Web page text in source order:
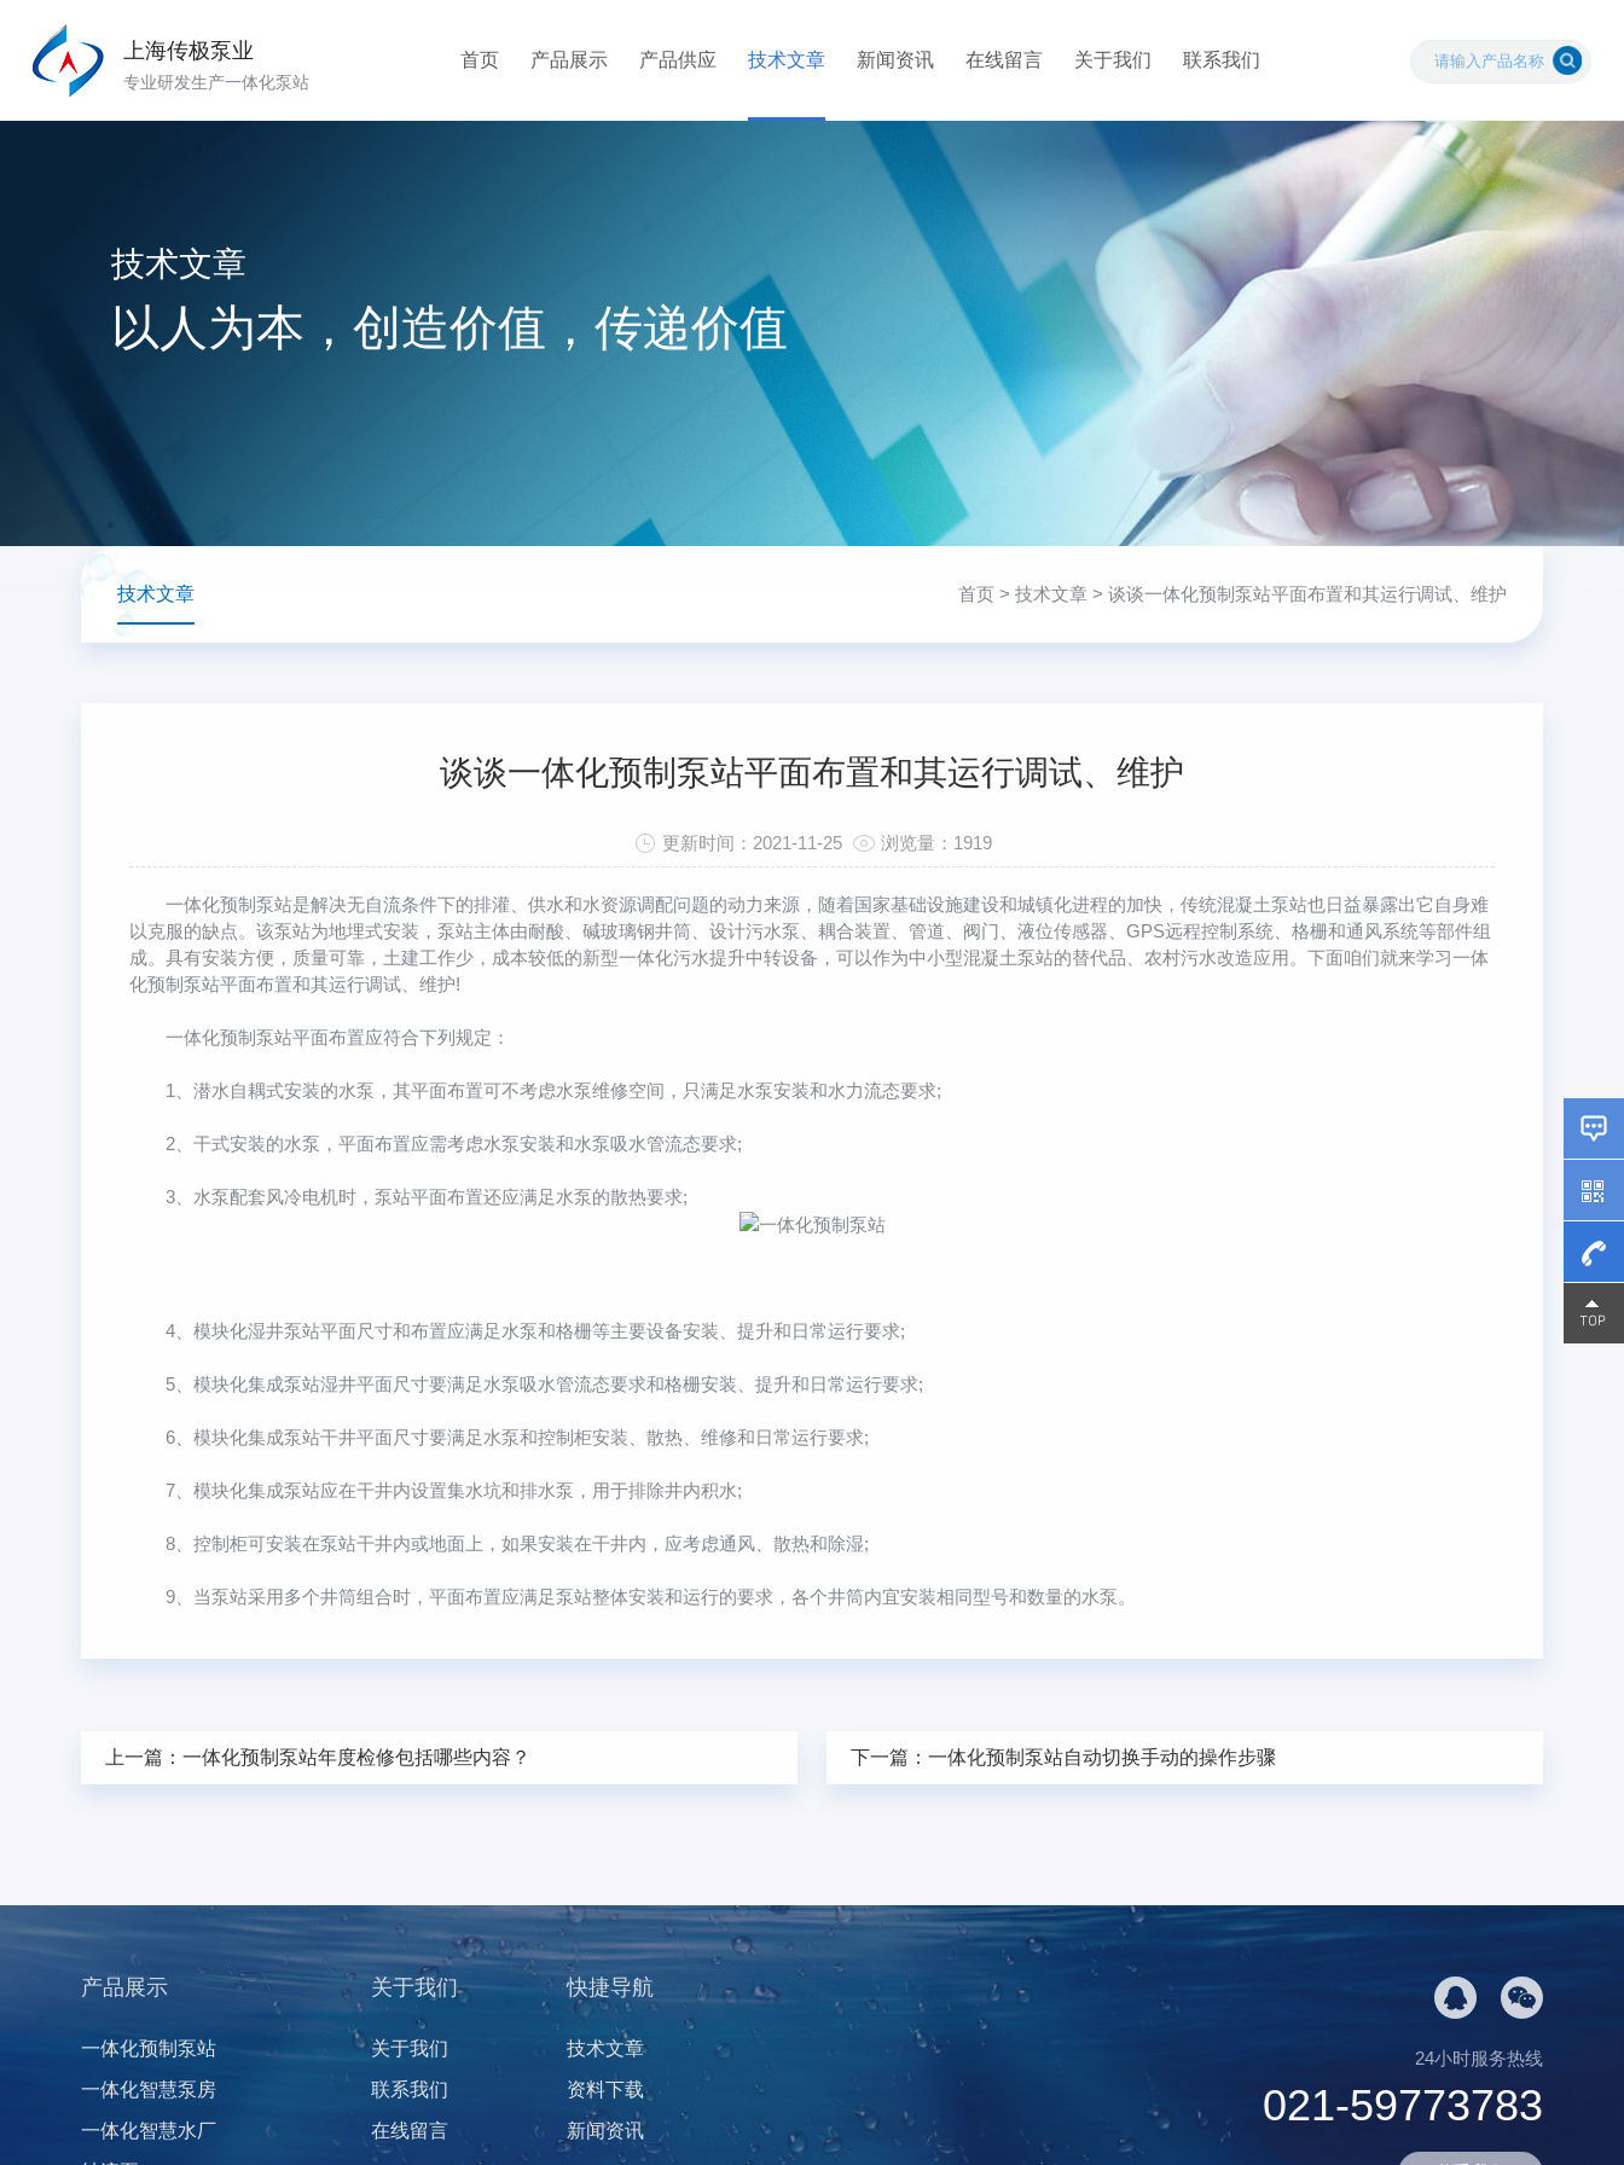
上海传极泵业
专业研发生产一体化泵站
首页 产品展示 产品供应 技术文章 新闻资讯 在线留言 关于我们 联系我们
技术文章
以人为本，创造价值，传递价值
首页> 技术文章 > 谈谈一体化预制泵站平面布置和其运行调试、维护
技术文章
谈谈一体化预制泵站平面布置和其运行调试、维护
更新时间：2021-11-25 浏览量：1919
一体化预制泵站是解决无自流条件下的排灌、供水和水资源调配问题的动力来源，随着国家基础设施建设和城镇化进程的加快，传统混凝土泵站也日益暴露出它自身难
以克服的缺点。该泵站为地埋式安装，泵站主体由耐酸、碱玻璃钢井筒、设计污水泵、耦合装置、管道、阀门、液位传感器、GPS远程控制系统、格栅和通风系统等部件组
成。具有安装方便，质量可靠，土建工作少，成本较低的新型一体化污水提升中转设备，可以作为中小型混凝土泵站的替代品、农村污水改造应用。下面咱们就来学习一体
化预制泵站平面布置和其运行调试、维护!
一体化预制泵站平面布置应符合下列规定：
1、潜水自耦式安装的水泵，其平面布置可不考虑水泵维修空间，只满足水泵安装和水力流态要求;
2、干式安装的水泵，平面布置应需考虑水泵安装和水泵吸水管流态要求;
3、水泵配套风冷电机时，泵站平面布置还应满足水泵的散热要求;
4、模块化湿井泵站平面尺寸和布置应满足水泵和格栅等主要设备安装、提升和日常运行要求;
5、模块化集成泵站湿井平面尺寸要满足水泵吸水管流态要求和格栅安装、提升和日常运行要求;
6、模块化集成泵站干井平面尺寸要满足水泵和控制柜安装、散热、维修和日常运行要求;
7、模块化集成泵站应在干井内设置集水坑和排水泵，用于排除井内积水;
8、控制柜可安装在泵站干井内或地面上，如果安装在干井内，应考虑通风、散热和除湿;
9、当泵站采用多个井筒组合时，平面布置应满足泵站整体安装和运行的要求，各个井筒内宜安装相同型号和数量的水泵。
上一篇：一体化预制泵站年度检修包括哪些内容？ 下一篇：一体化预制泵站自动切换手动的操作步骤
产品展示
一体化预制泵站
一体化智慧泵房
一体化智慧水厂
关于我们
关于我们
联系我们
在线留言
快捷导航
技术文章
资料下载
新闻资讯
24小时服务热线
021-59773783